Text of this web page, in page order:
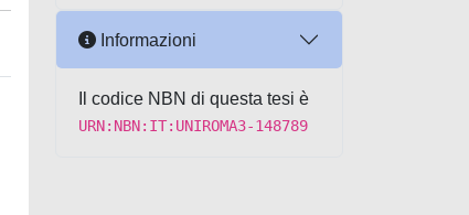
Informazioni
Il codice NBN di questa tesi è
URN:NBN:IT:UNIROMA3-148789